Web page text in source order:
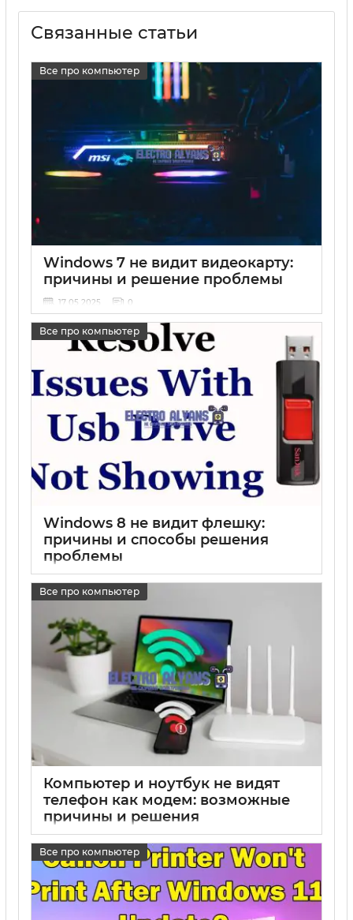
Связанные статьи
Все про компьютер
Windows 7 не видит видеокарту:
причины и решение проблемы
17 05 2025 0
Все про компьютер
Windows 8 не видит флешку:
причины и способы решения
проблемы
Все про компьютер
Компьютер и ноутбук не видят
телефон как модем: возможные
причины и решения
Все про компьютер